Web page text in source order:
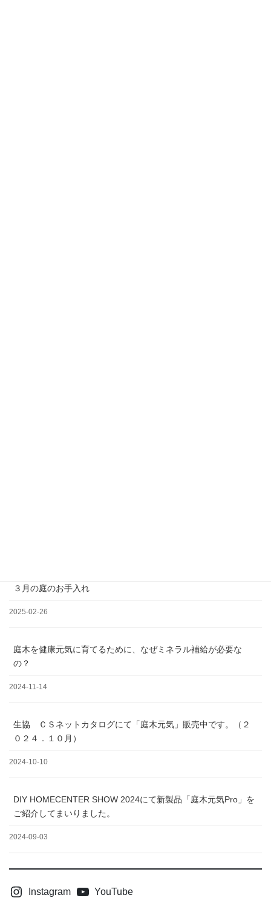
３月の庭のお手入れ
2025-02-26
庭木を健康元気に育てるために、なぜミネラル補給が必要な
の？
2024-11-14
生協 ＣＳネットカタログにて「庭木元気」販売中です。（２
０２４．１０月）
2024-10-10
DIY HOMECENTER SHOW 2024にて新製品「庭木元気Pro」を
ご紹介してまいりました。
2024-09-03
Instagram YouTube